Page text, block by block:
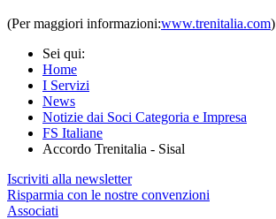
(Per maggiori informazioni:www.trenitalia.com)
Sei qui:
Home
I Servizi
News
Notizie dai Soci Categoria e Impresa
FS Italiane
Accordo Trenitalia - Sisal
Iscriviti alla newsletter
Risparmia con le nostre convenzioni
Associati